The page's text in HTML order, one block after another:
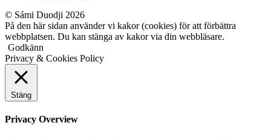
© Sámi Duodji 2026
På den här sidan använder vi kakor (cookies) för att förbättra
webbplatsen. Du kan stänga av kakor via din webbläsare.
Godkänn
Privacy & Cookies Policy
Stäng
Privacy Overview